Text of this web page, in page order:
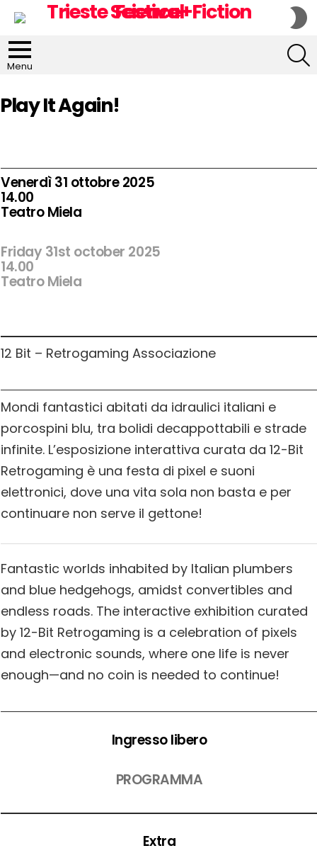
Menu
Play It Again!
Venerdì 31 ottobre 2025
14.00
Teatro Miela
Friday 31st october 2025
14.00
Teatro Miela
12 Bit – Retrogaming Associazione
Mondi fantastici abitati da idraulici italiani e
porcospini blu, tra bolidi decappottabili e strade
infinite. L’esposizione interattiva curata da 12-Bit
Retrogaming è una festa di pixel e suoni
elettronici, dove una vita sola non basta e per
continuare non serve il gettone!
Fantastic worlds inhabited by Italian plumbers
and blue hedgehogs, amidst convertibles and
endless roads. The interactive exhibition curated
by 12-Bit Retrogaming is a celebration of pixels
and electronic sounds, where one life is never
enough—and no coin is needed to continue!
Ingresso libero
PROGRAMMA
Extra